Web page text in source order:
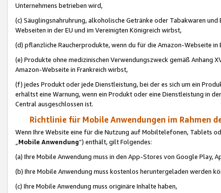
Unternehmens betrieben wird,
(c) Säuglingsnahruhrung, alkoholische Getränke oder Tabakwaren
Webseiten in der EU und im Vereinigten Königreich wirbst,
(d) pflanzliche Raucherprodukte, wenn du für die Amazon-Webseite in
(e) Produkte ohne medizinischen Verwendungszweck gemäß Anhang
Amazon-Webseite in Frankreich wirbst,
(f) jedes Produkt oder jede Dienstleistung, bei der es sich um ein
erhältst eine Warnung, wenn ein Produkt oder eine Dienstleistung in
Central ausgeschlossen ist.
Richtlinie für Mobile Anwendungen im Rahmen
Wenn Ihre Website eine für die Nutzung auf Mobiltelefonen, Tablets
„Mobile Anwendung“) enthält, gilt Folgendes:
(a) Ihre Mobile Anwendung muss in den App-Stores von Google Play,
(b) Ihre Mobile Anwendung muss kostenlos heruntergeladen werden
(c) Ihre Mobile Anwendung muss originäre Inhalte haben,